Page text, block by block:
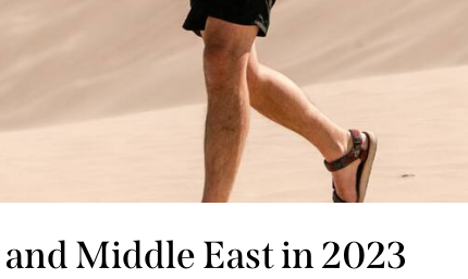
Middle East in 2023